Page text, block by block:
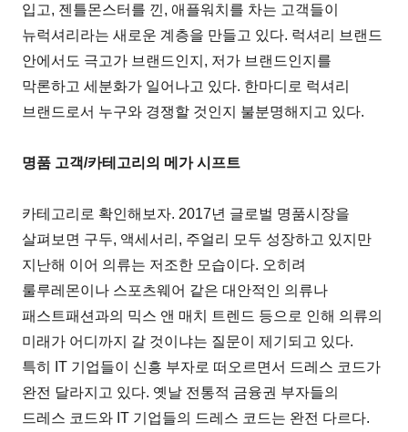
입고, 젠틀몬스터를 낀, 애플워치를 차는 고객들이
뉴럭셔리라는 새로운 계층을 만들고 있다. 럭셔리 브랜드
안에서도 극고가 브랜드인지, 저가 브랜드인지를
막론하고 세분화가 일어나고 있다. 한마디로 럭셔리
브랜드로서 누구와 경쟁할 것인지 불분명해지고 있다.
명품 고객/카테고리의 메가 시프트
카테고리로 확인해보자. 2017년 글로벌 명품시장을
살펴보면 구두, 액세서리, 주얼리 모두 성장하고 있지만
지난해 이어 의류는 저조한 모습이다. 오히려
룰루레몬이나 스포츠웨어 같은 대안적인 의류나
패스트패션과의 믹스 앤 매치 트렌드 등으로 인해 의류의
미래가 어디까지 갈 것이냐는 질문이 제기되고 있다.
특히 IT 기업들이 신흥 부자로 떠오르면서 드레스 코드가
완전 달라지고 있다. 옛날 전통적 금융권 부자들의
드레스 코드와 IT 기업들의 드레스 코드는 완전 다르다.